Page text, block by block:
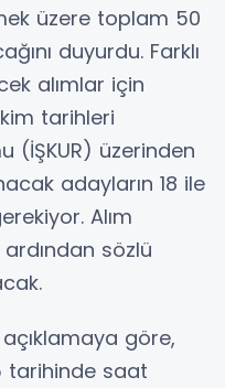
üzere toplam 50
duyurdu. Farklı
alımlar için
tarihleri
(İŞKUR) üzerinden
adayların 18 ile
Alım
sözlü
göre,
tarihinde saat